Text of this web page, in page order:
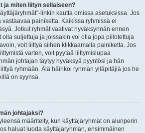
ja miten liityn sellaiseen?
linkin kautta omissa asetuksissa. Jos
vastaavaa painiketta. Kaikissa ryhmissä ei
Jotkut ryhmät vaativat hyväksynnän ennen
olla suljettuja ja joissakin voi olla jopa piilotettuja
voit liittyä siihen klikkaamalla painiketta. Jos
varten, voit pyytää liittymislupaa
johtajan täytyy hyväksyä pyyntösi ja hän
ryhmään. Älä häiriköi ryhmän ylläpitäjiä jos he
on syynsä.
johtajaksi?
määritelty, kun käyttäjäryhmät on alunperin
haluat luoda käyttäjäryhmän, ensimmäinen